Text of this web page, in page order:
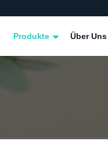
Produkte Über Uns